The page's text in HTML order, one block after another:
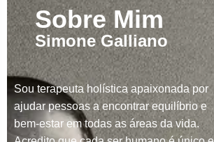
Sobre Mim
Simone Galliano
Sou terapeuta holística apaixonada por
ajudar pessoas a encontrar equilíbrio e
bem-estar em todas as áreas da vida.